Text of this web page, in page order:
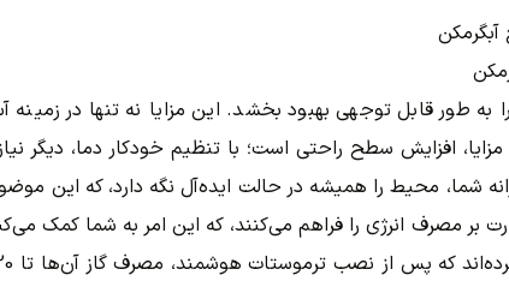
به طور قابل توجهی بهبود بخشد. این مزایا نه تنها در
افزایش سطح راحتی است؛ با تنظیم خودکار دما، دیگر
شما، محیط را همیشه در حالت ایده‌آل نگه دارد، که این
بر مصرف انرژی را فراهم می‌کنند، که این امر به شما کمک